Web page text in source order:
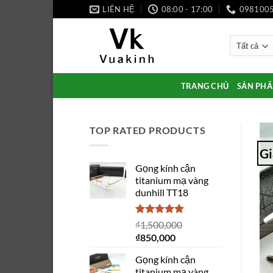
qua
LIÊN HỆ 08:00 - 17:00
TRANG CHỦ SẢN
TOP RATED PRODUCTS
Gọng kính cận
titanium mạ vàng
dunhill TT18
Được xếp
hạng 5.00
5 sao
₫1,500,000
Giá
là:
₫850,000Giá
tại
Gọng kính cận